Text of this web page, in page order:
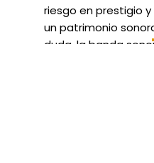
riesgo en prestigio
un patrimonio
duda, la banda